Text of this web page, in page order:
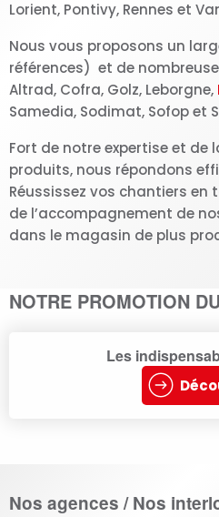
Lorient, Pontivy, Rennes et
Nous vous proposons un
références) et de
Altrad, Cofra, Golz, Leborgne,
Samedia, Sodimat, Sofop et
Fort de notre expertise et de
produits, nous répondons
Réussissez vos chantiers
de l’accompagnement de
dans le magasin de plus
NOTRE PROMOTION
Les
Nos agences / Nos